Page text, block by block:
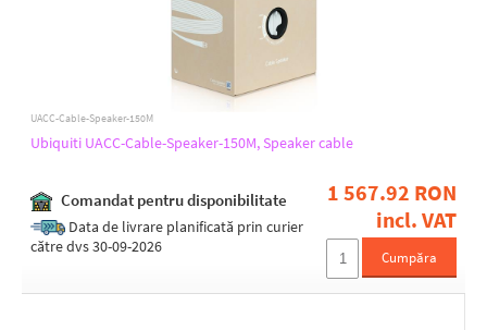
UACC-Cable-Speaker-150M
Ubiquiti UACC-Cable-Speaker-150M, Speaker cable
Comandat pentru disponibilitate
Data de livrare planificată prin curier
către dvs 30-09-2026
1 567.92 RON
incl. VAT
Cumpăra